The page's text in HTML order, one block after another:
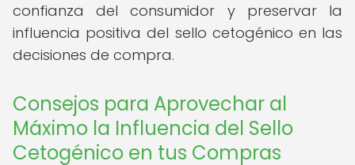
confianza del consumidor y preservar la
influencia positiva del sello cetogénico en las
decisiones de compra.
Consejos para Aprovechar al
Máximo la Influencia del Sello
Cetogénico en tus Compras